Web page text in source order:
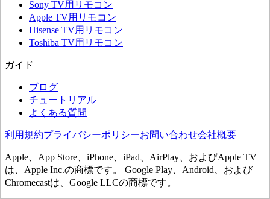
Sony TV用リモコン
Apple TV用リモコン
Hisense TV用リモコン
Toshiba TV用リモコン
ガイド
ブログ
チュートリアル
よくある質問
利用規約プライバシーポリシーお問い合わせ会社概要
Apple、App Store、iPhone、iPad、AirPlay、およびApple TV
は、Apple Inc.の商標です。 Google Play、Android、および
Chromecastは、Google LLCの商標です。